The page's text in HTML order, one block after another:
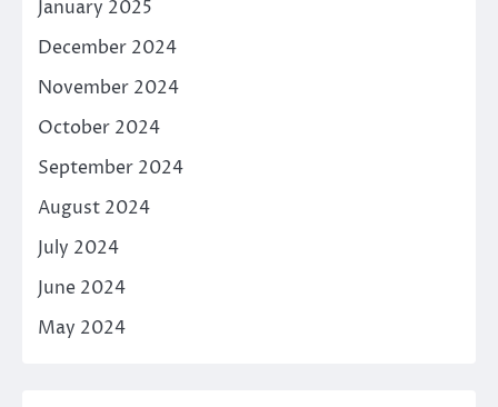
January 2025
December 2024
November 2024
October 2024
September 2024
August 2024
July 2024
June 2024
May 2024